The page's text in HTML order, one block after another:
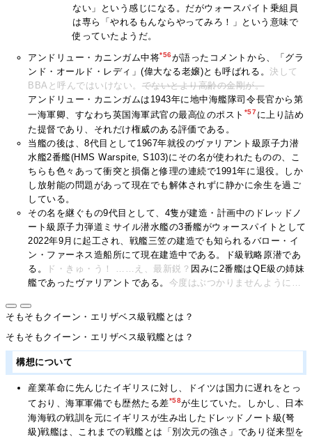
ない」という感じになる。だがウォースパイト乗組員
は専ら「やれるもんならやってみろ！」という意味で
使っていたようだ。
アンドリュー・カニンガム中将*56が語ったコメントから、「グラ
ンド・オールド・レディ」(偉大なる老嬢)とも呼ばれる。 決して
BBAと呼んではいけない。 でないとより高齢の金剛が。
アンドリュー・カニンガムは1943年に地中海艦隊司令長官から第
一海軍卿、すなわち英国海軍武官の最高位のポスト *57に上り詰め
た提督であり、それだけ権威のある評価である。
当艦の後は、8代目として1967年就役のヴァリアント級原子力潜
水艦2番艦(HMS Warspite, S103)にその名が使われたものの、こ
ちらも色々あって衝突と損傷と修理の連続で1991年に退役。しか
し放射能の問題があって現在でも解体されずに静かに余生を過ご
している。
その名を継ぐもの9代目として、4隻が建造・計画中のドレッドノ
ート級原子力弾道ミサイル潜水艦の3番艦がウォースパイトとして
2022年9月に起工され、戦艦三笠の建造でも知られるバロー・イ
ン・ファーネス造船所にて現在建造中である。ド級戦略原潜であ
る。
ド・きゅ・う！ ……え、最新鋭？ 因みに2番艦はQE級の姉妹
艦であったヴァリアントである。 今度はぶつかりませんように…
そもそもクイーン・エリザベス級戦艦とは？
そもそもクイーン・エリザベス級戦艦とは？
構想について
産業革命に先んじたイギリスに対し、ドイツは国力に遅れをとっ
ており、海軍軍備でも歴然たる差*58が生じていた。しかし、日本
海海戦の戦訓を元にイギリスが生み出したドレッドノート級(弩
級)戦艦は、これまでの戦艦とは「別次元の強さ」であり従来型を